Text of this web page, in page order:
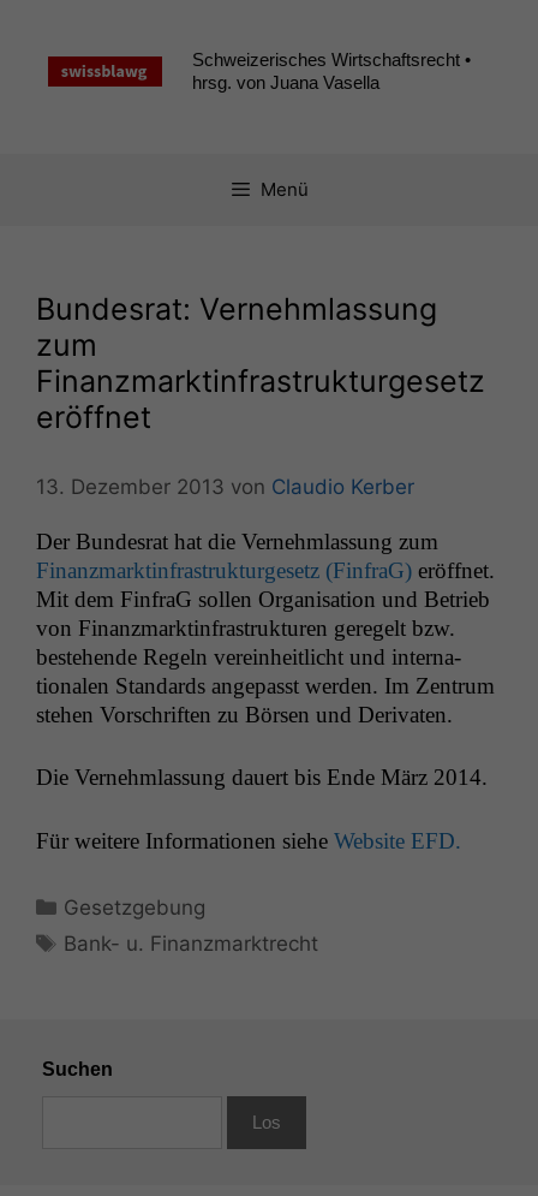
springen
Schweizerisches Wirtschaftsrecht •
hrsg. von Juana Vasella
Menü
Bundesrat: Vernehmlassung
zum
Finanzmarktinfrastrukturgesetz
eröffnet
13. Dezember 2013 von Claudio Kerber
Der Bun­desrat hat die Vernehm­las­sung zum
Finanz­mark­t­in­fra­struk­turge­setz (Fin­fraG) eröffnet.
Mit dem Fin­fraG sollen Organ­i­sa­tion und Betrieb
von Finanz­mark­t­in­fra­struk­turen geregelt bzw.
beste­hende Regeln vere­in­heitlicht und inter­na­
tionalen Stan­dards angepasst wer­den. Im Zen­trum
ste­hen Vorschriften zu Börsen und Derivaten.
Die Vernehm­las­sung dauert bis Ende März 2014.
Für weit­ere Infor­ma­tio­nen siehe Web­site EFD.
Kategorien
Gesetzgebung
Schlagwörter
Bank- u. Finanzmarktrecht
Suchen